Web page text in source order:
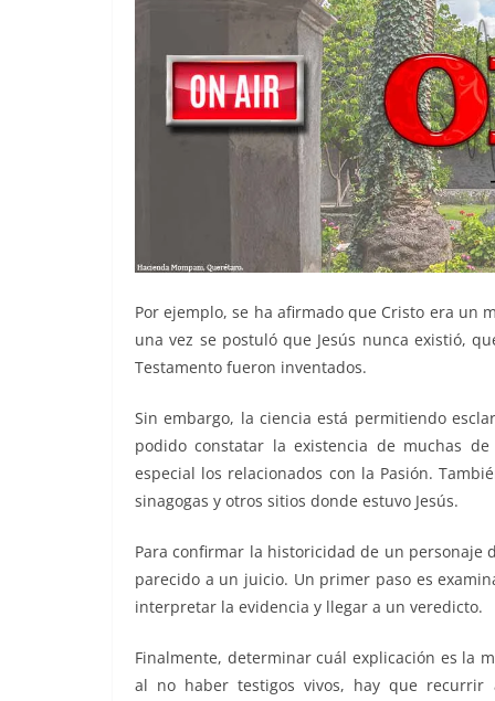
Por ejemplo, se ha afirmado que Cristo era un
una vez se postuló que Jesús nunca existió,
Testamento fueron inventados.
Sin embargo, la ciencia está permitiendo
podido constatar la existencia de muchas
especial los relacionados con la Pasión.
sinagogas y otros sitios donde estuvo Jesús.
Para confirmar la historicidad de un personaje
parecido a un juicio. Un primer paso es
interpretar la evidencia y llegar a un veredicto.
Finalmente, determinar cuál explicación es la
al no haber testigos vivos, hay que recurrir